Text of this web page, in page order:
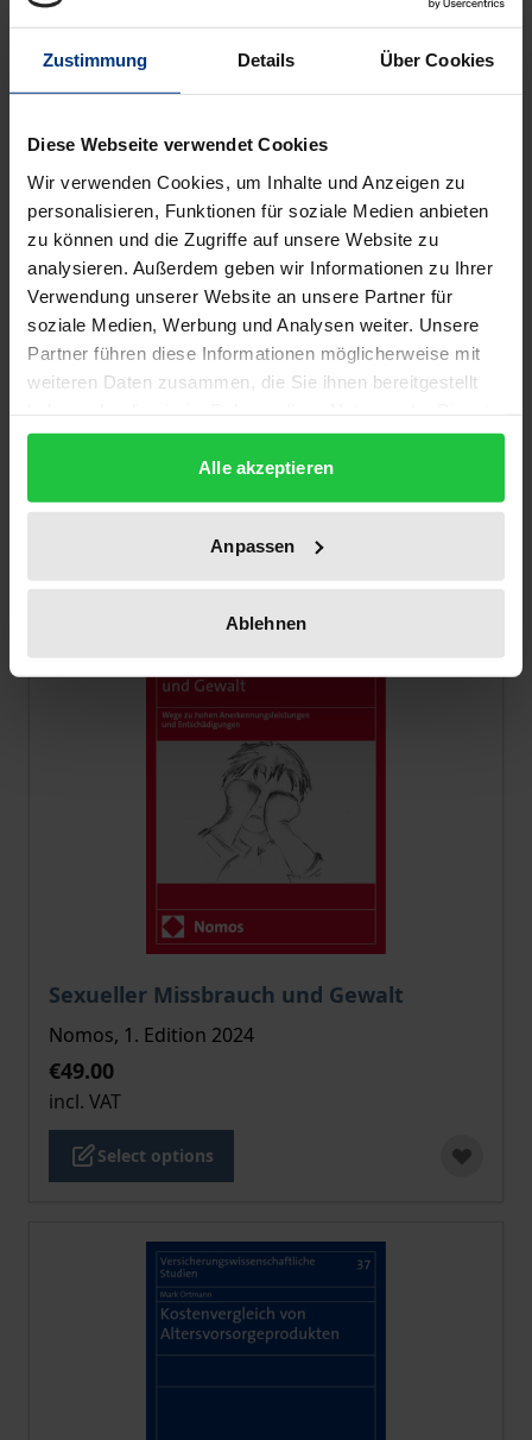
Zustimmung Details Über Cookies
Diese Webseite verwendet Cookies
Wir verwenden Cookies, um Inhalte und Anzeigen zu
personalisieren, Funktionen für soziale Medien anbieten
zu können und die Zugriffe auf unsere Website zu
analysieren. Außerdem geben wir Informationen zu Ihrer
Verwendung unserer Website an unsere Partner für
soziale Medien, Werbung und Analysen weiter. Unsere
Partner führen diese Informationen möglicherweise mit
weiteren Daten zusammen, die Sie ihnen bereitgestellt
gesammelt haben.
Alle akzeptieren
Anpassen
Ablehnen
Innovatives Denken zwischen Recht und
Markt
The price depends on the options chosen on the
Nomos, 1. Edition 2017
€179.00
Select options
Sexueller Missbrauch und Gewalt
The price depends on the options chosen on the
Nomos, 1. Edition 2024
€49.00
incl. VAT
Select options